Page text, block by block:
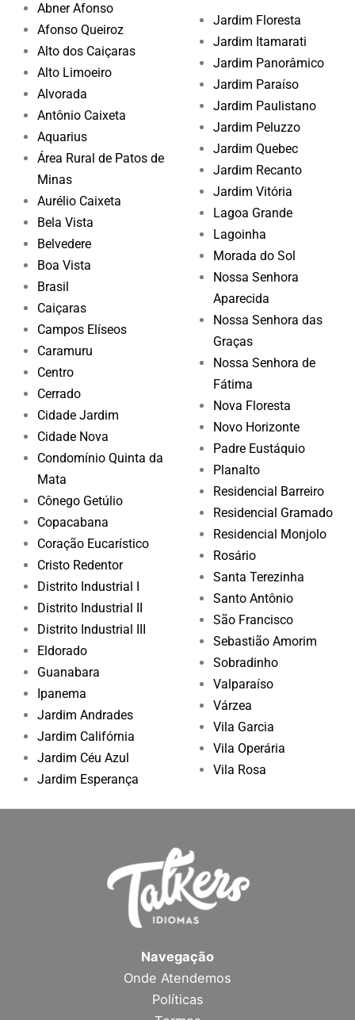
Abner Afonso
Afonso Queiroz
Alto dos Caiçaras
Alto Limoeiro
Alvorada
Antônio Caixeta
Aquarius
Área Rural de Patos de
Minas
Aurélio Caixeta
Bela Vista
Belvedere
Boa Vista
Brasil
Caiçaras
Campos Elíseos
Caramuru
Centro
Cerrado
Cidade Jardim
Cidade Nova
Condomínio Quinta da
Mata
Cônego Getúlio
Copacabana
Coração Eucarístico
Cristo Redentor
Distrito Industrial I
Distrito Industrial II
Distrito Industrial III
Eldorado
Guanabara
Ipanema
Jardim Andrades
Jardim Califórnia
Jardim Céu Azul
Jardim Esperança
Jardim Floresta
Jardim Itamarati
Jardim Panorâmico
Jardim Paraíso
Jardim Paulistano
Jardim Peluzzo
Jardim Quebec
Jardim Recanto
Jardim Vitória
Lagoa Grande
Lagoinha
Morada do Sol
Nossa Senhora
Aparecida
Nossa Senhora das
Graças
Nossa Senhora de
Fátima
Nova Floresta
Novo Horizonte
Padre Eustáquio
Planalto
Residencial Barreiro
Residencial Gramado
Residencial Monjolo
Rosário
Santa Terezinha
Santo Antônio
São Francisco
Sebastião Amorim
Sobradinho
Valparaíso
Várzea
Vila Garcia
Vila Operária
Vila Rosa
Navegação
Onde Atendemos
Políticas